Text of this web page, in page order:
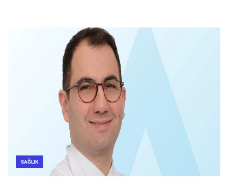
SAĞLIK